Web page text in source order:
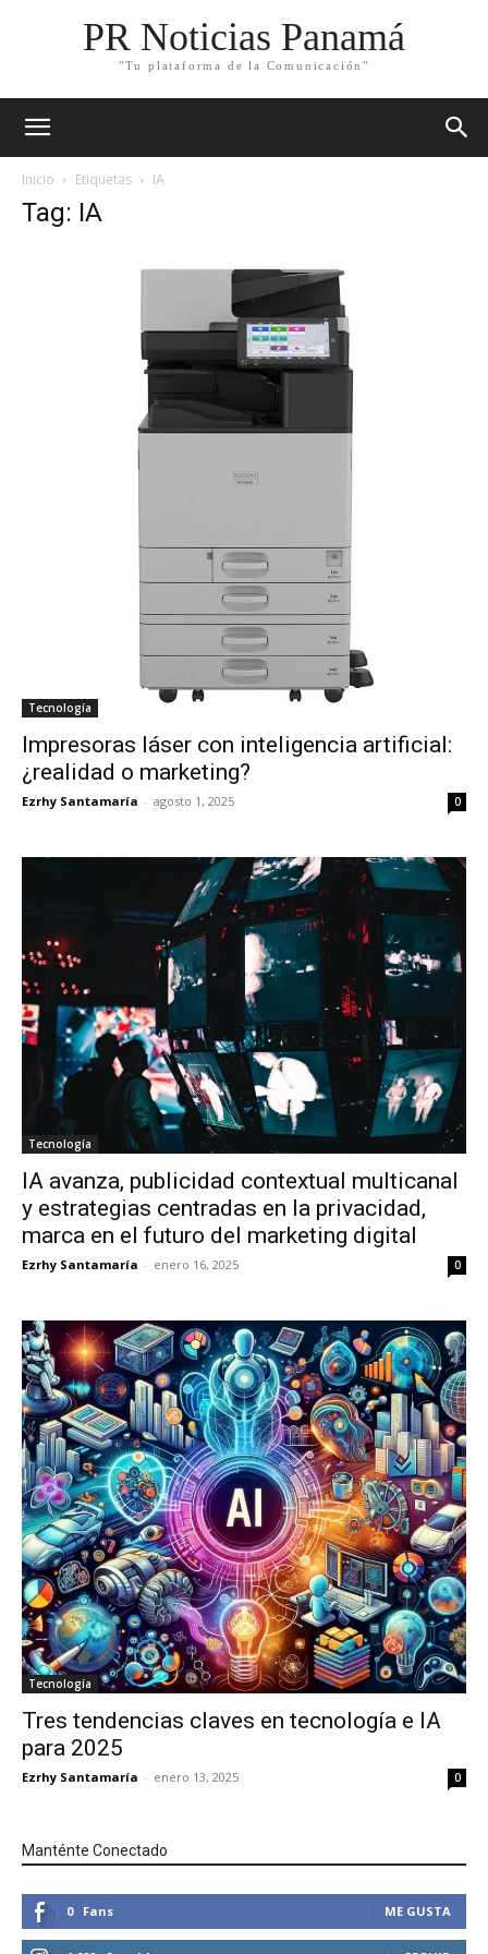
PR Noticias Panamá
"Tu plataforma de la Comunicación"
Inicio Etiquetas IA
Tag: IA
Tecnología
Impresoras láser con inteligencia artificial:
¿realidad o marketing?
Ezrhy Santamaría - agosto 1, 2025 0
Tecnología
IA avanza, publicidad contextual multicanal
y estrategias centradas en la privacidad,
marca en el futuro del marketing digital
Ezrhy Santamaría - enero 16, 2025 0
Tecnología
Tres tendencias claves en tecnología e IA
para 2025
Ezrhy Santamaría - enero 13, 2025 0
Manténte Conectado
0 Fans ME GUSTA